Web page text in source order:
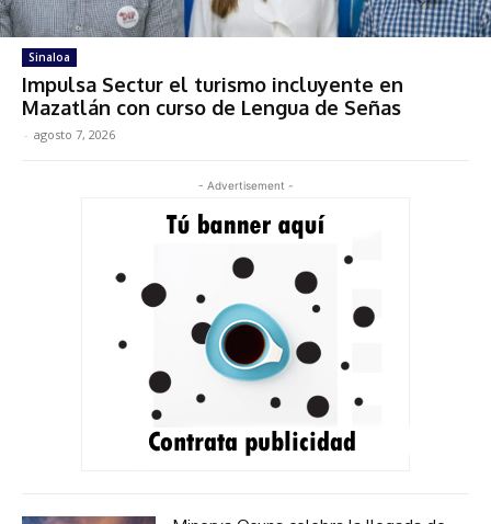
Sinaloa
Impulsa Sectur el turismo incluyente en
Mazatlán con curso de Lengua de Señas
- agosto 7, 2026
- Advertisement -